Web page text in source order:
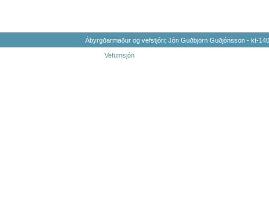
Ábyrgðarmaður og vefstjóri: Jón Guðbjörn Guðjónsson - kt-
Vefumsjón